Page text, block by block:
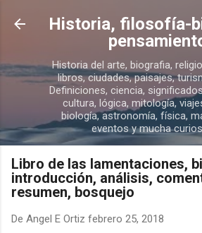
Ir al contenido
Historia, filosofía-
Historia del arte, biografia,
libros, ciudades, paisajes,
Definiciones, ciencia,
cultura, lógica, mitología,
biología, astronomía, física,
eventos y mucha
Libro de las lamentaciones,
introducción, análisis,
resumen, bosquejo
De Angel E Ortiz febrero 25, 2018